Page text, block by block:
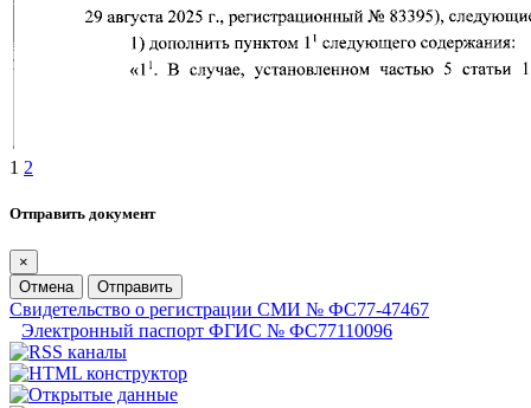
1 2
Отправить документ
×
Отмена
Отправить
Свидетельство о регистрации СМИ № ФС77-47467
Электронный паспорт ФГИС № ФС77110096